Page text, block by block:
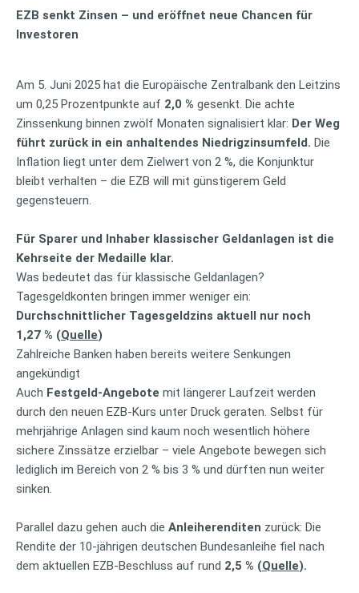
EZB senkt Zinsen – und eröffnet neue Chancen für
Investoren
Am 5. Juni 2025 hat die Europäische Zentralbank den Leitzins
um 0,25 Prozentpunkte auf 2,0 % gesenkt. Die achte
Zinssenkung binnen zwölf Monaten signalisiert klar: Der Weg
führt zurück in ein anhaltendes Niedrigzinsumfeld. Die
Inflation liegt unter dem Zielwert von 2 %, die Konjunktur
bleibt verhalten – die EZB will mit günstigerem Geld
gegensteuern.
Für Sparer und Inhaber klassischer Geldanlagen ist die
Kehrseite der Medaille klar.
Was bedeutet das für klassische Geldanlagen?
Tagesgeldkonten bringen immer weniger ein:
Durchschnittlicher Tagesgeldzins aktuell nur noch
1,27 % (Quelle)
Zahlreiche Banken haben bereits weitere Senkungen
angekündigt
Auch Festgeld-Angebote mit längerer Laufzeit werden
durch den neuen EZB-Kurs unter Druck geraten. Selbst für
mehrjährige Anlagen sind kaum noch wesentlich höhere
sichere Zinssätze erzielbar – viele Angebote bewegen sich
lediglich im Bereich von 2 % bis 3 % und dürften nun weiter
sinken.
Parallel dazu gehen auch die Anleiherenditen zurück: Die
Rendite der 10-jährigen deutschen Bundesanleihe fiel nach
dem aktuellen EZB-Beschluss auf rund 2,5 % (Quelle).